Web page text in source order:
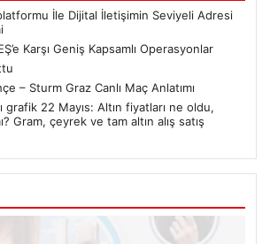
İle Dijital İletişimin Seviyeli Adresi
Karşı Geniş Kapsamlı Operasyonlar
– Sturm Graz Canlı Maç Anlatımı
grafik 22 Mayıs: Altın fiyatları ne oldu,
Gram, çeyrek ve tam altın alış satış